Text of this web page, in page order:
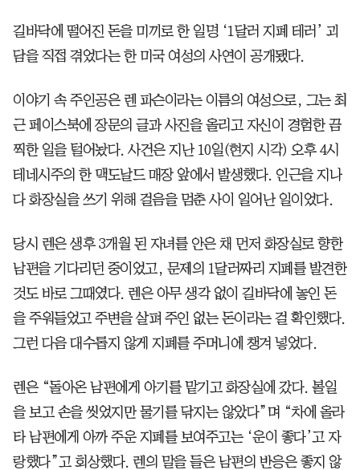
길바닥에 떨어진 돈을 미끼로 한 일명 ‘1달러 지폐 테러’ 괴
담을 직접 겪었다는 한 미국 여성의 사연이 공개됐다.
이야기 속 주인공은 렌 파슨이라는 이름의 여성으로, 그는 최
근 페이스북에 장문의 글과 사진을 올리고 자신이 경험한 끔
찍한 일을 털어놨다. 사건은 지난 10일(현지 시각) 오후 4시
테네시주의 한 맥도날드 매장 앞에서 발생했다. 인근을 지나
다 화장실을 쓰기 위해 걸음을 멈춘 사이 일어난 일이었다.
당시 렌은 생후 3개월 된 자녀를 안은 채 먼저 화장실로 향한
남편을 기다리던 중이었고, 문제의 1달러짜리 지폐를 발견한
것도 바로 그때였다. 렌은 아무 생각 없이 길바닥에 놓인 돈
을 주워들었고 주변을 살펴 주인 없는 돈이라는 걸 확인했다.
그런 다음 대수롭지 않게 지폐를 주머니에 챙겨 넣었다.
렌은 “돌아온 남편에게 아기를 맡기고 화장실에 갔다. 볼일
을 보고 손을 씻었지만 물기를 닦지는 않았다”며 “차에 올라
타 남편에게 아까 주운 지폐를 보여주고는 ‘운이 좋다’고 자
랑했다”고 회상했다. 렌의 말을 들은 남편의 반응은 좋지 않